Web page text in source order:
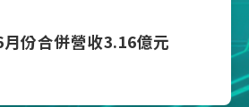
份合併營收3.16億元